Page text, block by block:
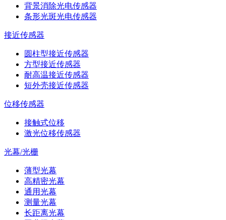
背景消除光电传感器
条形光斑光电传感器
接近传感器
圆柱型接近传感器
方型接近传感器
耐高温接近传感器
短外壳接近传感器
位移传感器
接触式位移
激光位移传感器
光幕/光栅
薄型光幕
高精密光幕
通用光幕
测量光幕
长距离光幕